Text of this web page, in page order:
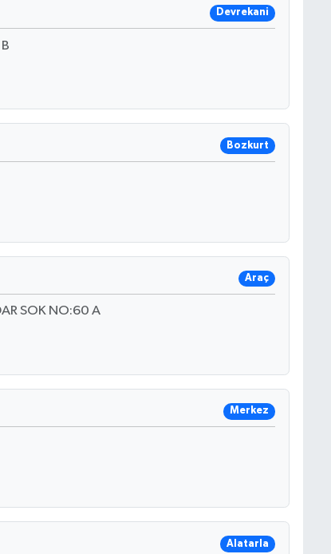
Devrekani
Bozkurt
Araç
SOK NO:60 A
Merkez
Alatarla